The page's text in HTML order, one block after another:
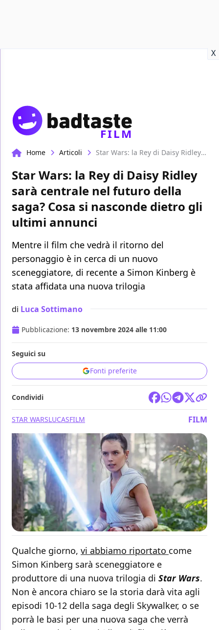
X
FILM
Home Articoli Star Wars: la Rey di Daisy Ridley sarà centrale nel futuro della saga? Cosa si nasconde dietro gli ultimi annunci
Star Wars: la Rey di Daisy Ridley
sarà centrale nel futuro della
saga? Cosa si nasconde dietro gli
ultimi annunci
Mentre il film che vedrà il ritorno del
personaggio è in cerca di un nuovo
sceneggiatore, di recente a Simon Kinberg è
stata affidata una nuova trilogia
di Luca Sottimano
Pubblicazione: 13 novembre 2024 alle 11:00
Seguici su
Fonti preferite
Condividi
STAR WARSLUCASFILM FILM
Qualche giorno, vi abbiamo riportato come
Simon Kinberg sarà sceneggiatore e
produttore di una nuova trilogia di Star Wars.
Non è ancora chiaro se la storia darà vita agli
episodi 10-12 della saga degli Skywalker, o se
porrà le basi per una nuova saga che verrà